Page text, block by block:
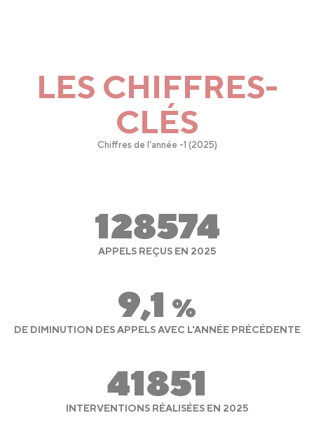
LES CHIFFRES-
CLÉS
Chiffres de l'année -1 (2025)
128574
APPELS REÇUS EN 2025
9,1 %
DE DIMINUTION DES APPELS AVEC L'ANNÉE PRÉCÉDENTE
41851
INTERVENTIONS RÉALISÉES EN 2025